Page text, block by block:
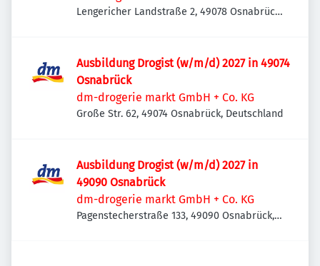
Lengericher Landstraße 2, 49078 Osnabrück,
Ausbildung Drogist (w/m/d) 2027 in 49074
Osnabrück
dm-drogerie markt GmbH + Co. KG
Große Str. 62, 49074 Osnabrück, Deutschland
Ausbildung Drogist (w/m/d) 2027 in
49090 Osnabrück
dm-drogerie markt GmbH + Co. KG
Pagenstecherstraße 133, 49090 Osnabrück,